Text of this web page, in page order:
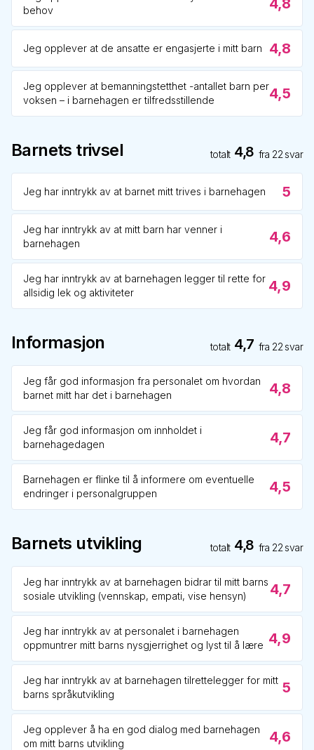
behov
4,8
Jeg opplever at de ansatte er engasjerte i mitt barn 4,8
Jeg opplever at bemanningstetthet -antallet barn per
voksen – i barnehagen er tilfredsstillende
4,5
Barnets trivsel totalt 4,8 fra 22 svar
Jeg har inntrykk av at barnet mitt trives i barnehagen 5
Jeg har inntrykk av at mitt barn har venner i
barnehagen
4,6
Jeg har inntrykk av at barnehagen legger til rette for
allsidig lek og aktiviteter
4,9
Informasjon totalt 4,7 fra 22 svar
Jeg får god informasjon fra personalet om hvordan
barnet mitt har det i barnehagen
4,8
Jeg får god informasjon om innholdet i
barnehagedagen
4,7
Barnehagen er flinke til å informere om eventuelle
endringer i personalgruppen
4,5
Barnets utvikling totalt 4,8 fra 22 svar
Jeg har inntrykk av at barnehagen bidrar til mitt barns
sosiale utvikling (vennskap, empati, vise hensyn)
4,7
Jeg har inntrykk av at personalet i barnehagen
oppmuntrer mitt barns nysgjerrighet og lyst til å lære 4,9
Jeg har inntrykk av at barnehagen tilrettelegger for mitt
barns språkutvikling
5
Jeg opplever å ha en god dialog med barnehagen
om mitt barns utvikling
4,6